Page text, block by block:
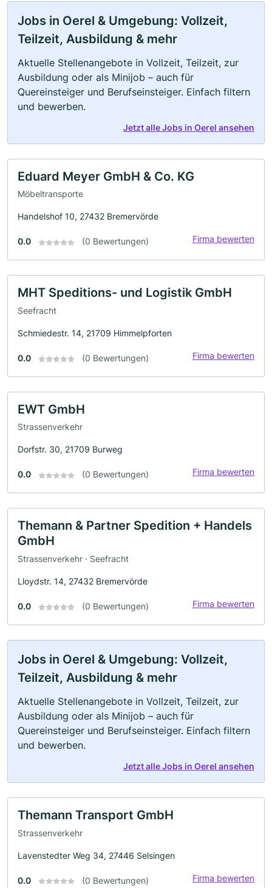
Jobs in Oerel & Umgebung: Vollzeit,
Teilzeit, Ausbildung & mehr
Aktuelle Stellenangebote in Vollzeit, Teilzeit, zur
Ausbildung oder als Minijob – auch für
Quereinsteiger und Berufseinsteiger. Einfach filtern
und bewerben.
Jetzt alle Jobs in Oerel ansehen
Eduard Meyer GmbH & Co. KG
Möbeltransporte
Handelshof 10, 27432 Bremervörde
0.0 (0 Bewertungen) Firma bewerten
MHT Speditions- und Logistik GmbH
Seefracht
Schmiedestr. 14, 21709 Himmelpforten
0.0 (0 Bewertungen) Firma bewerten
EWT GmbH
Strassenverkehr
Dorfstr. 30, 21709 Burweg
0.0 (0 Bewertungen) Firma bewerten
Themann & Partner Spedition + Handels
GmbH
Strassenverkehr · Seefracht
Lloydstr. 14, 27432 Bremervörde
0.0 (0 Bewertungen) Firma bewerten
Jobs in Oerel & Umgebung: Vollzeit,
Teilzeit, Ausbildung & mehr
Aktuelle Stellenangebote in Vollzeit, Teilzeit, zur
Ausbildung oder als Minijob – auch für
Quereinsteiger und Berufseinsteiger. Einfach filtern
und bewerben.
Jetzt alle Jobs in Oerel ansehen
Themann Transport GmbH
Strassenverkehr
Lavenstedter Weg 34, 27446 Selsingen
0.0 (0 Bewertungen) Firma bewerten